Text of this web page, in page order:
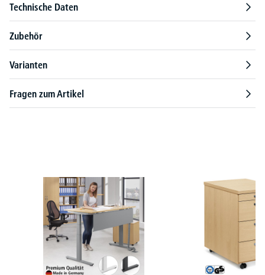
Technische Daten
Zubehör
Varianten
Fragen zum Artikel